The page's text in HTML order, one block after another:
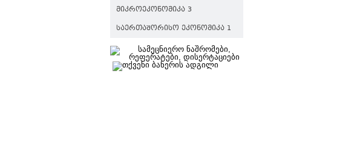
ᲛᲘᲙᲠᲝᲔᲙᲝᲜᲝᲛᲘᲙᲐ 3
ᲡᲐᲔᲠᲗᲐᲨᲝᲠᲘᲡᲝ ᲔᲙᲝᲜᲝᲛᲘᲙᲐ 1